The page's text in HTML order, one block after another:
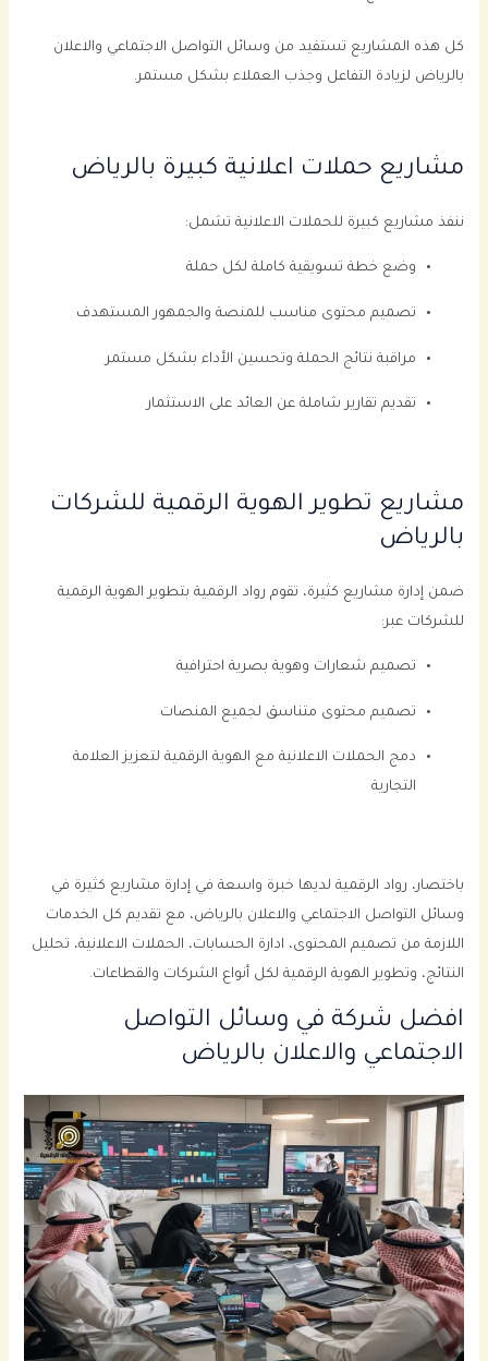
كل هذه المشاريع تستفيد من وسائل التواصل الاجتماعي والاعلان
بالرياض لزيادة التفاعل وجذب العملاء بشكل مستمر.
مشاريع حملات اعلانية كبيرة بالرياض
ننفذ مشاريع كبيرة للحملات الاعلانية تشمل:
وضع خطة تسويقية كاملة لكل حملة
تصميم محتوى مناسب للمنصة والجمهور المستهدف
مراقبة نتائج الحملة وتحسين الأداء بشكل مستمر
تقديم تقارير شاملة عن العائد على الاستثمار
مشاريع تطوير الهوية الرقمية للشركات
بالرياض
ضمن إدارة مشاريع كثيرة، تقوم رواد الرقمية بتطوير الهوية الرقمية
للشركات عبر:
تصميم شعارات وهوية بصرية احترافية
تصميم محتوى متناسق لجميع المنصات
دمج الحملات الاعلانية مع الهوية الرقمية لتعزيز العلامة
التجارية
باختصار، رواد الرقمية لديها خبرة واسعة في إدارة مشاريع كثيرة في
وسائل التواصل الاجتماعي والاعلان بالرياض، مع تقديم كل الخدمات
اللازمة من تصميم المحتوى، ادارة الحسابات، الحملات الاعلانية، تحليل
النتائج، وتطوير الهوية الرقمية لكل أنواع الشركات والقطاعات.
افضل شركة في وسائل التواصل
الاجتماعي والاعلان بالرياض